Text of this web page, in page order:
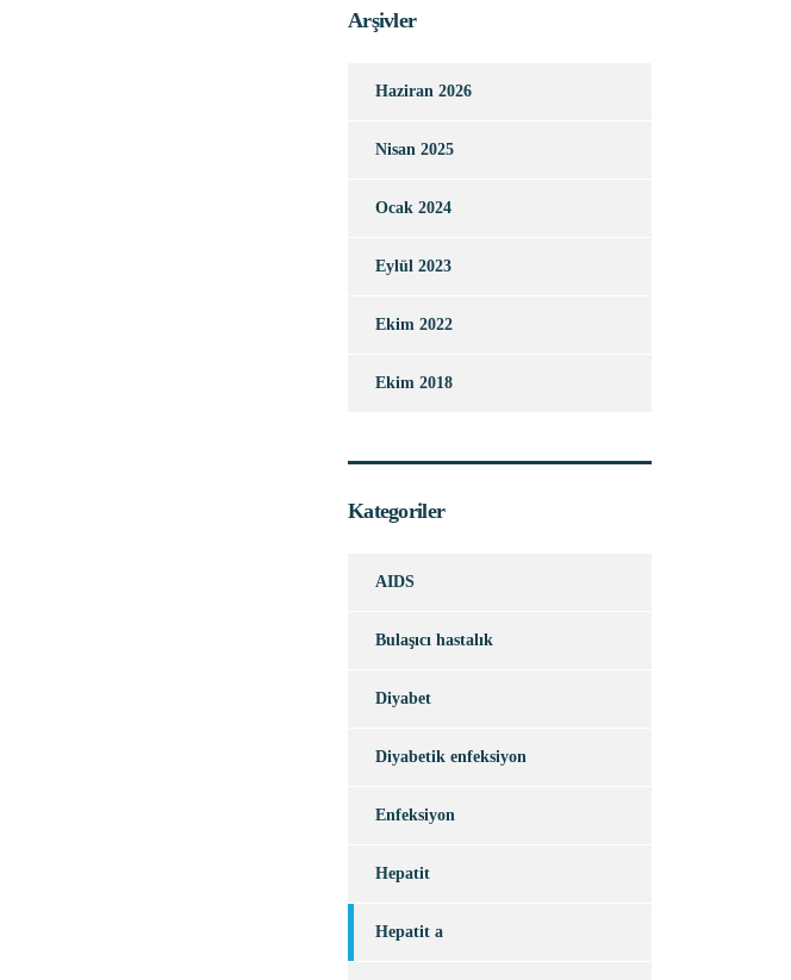
Arşivler
Haziran 2026
Nisan 2025
Ocak 2024
Eylül 2023
Ekim 2022
Ekim 2018
Kategoriler
AIDS
Bulaşıcı hastalık
Diyabet
Diyabetik enfeksiyon
Enfeksiyon
Hepatit
Hepatit a